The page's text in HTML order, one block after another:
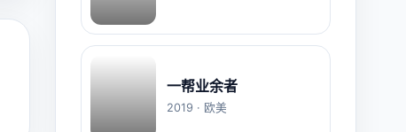
一帮业余者
2019 · 欧美